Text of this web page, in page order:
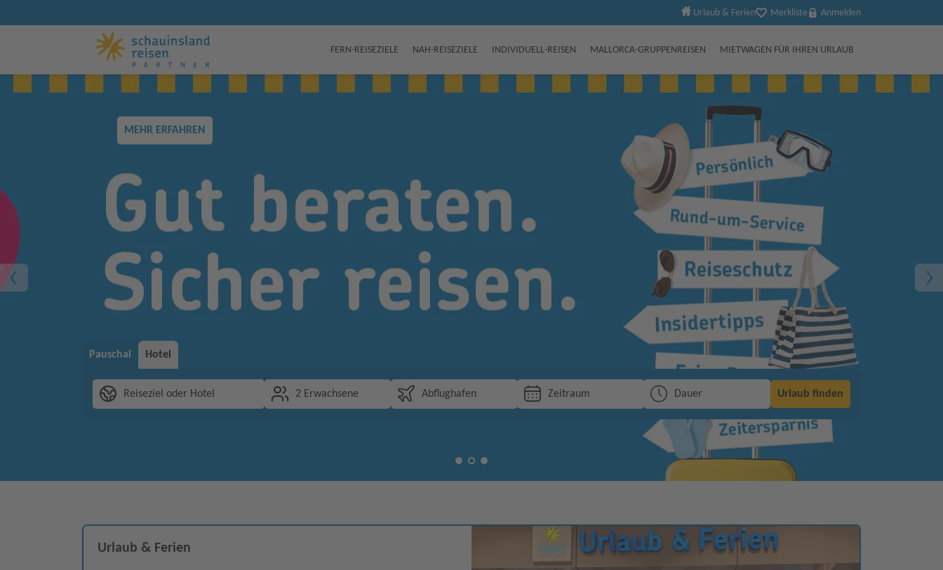
Urlaub & Ferien Merkliste Anmelden
FERN-REISEZIELE NAH-REISEZIELE INDIVIDUELL-REISEN MALLORCA-GRUPPENREISEN MIETWAGEN FÜR IHREN URLAUB
Pauschal Hotel
Reiseziel oder Hotel 2 Erwachsene Abflughafen Zeitraum Dauer Urlaub finden
Urlaub & Ferien